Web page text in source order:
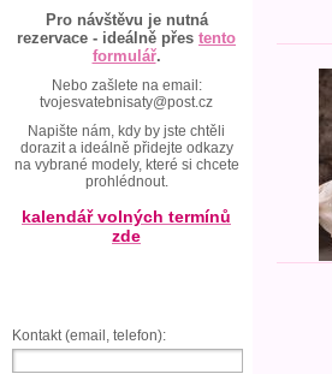
Pro návštěvu je nutná
rezervace - ideálně přes tento
formulář.
Nebo zašlete na email:
tvojesvatebnisaty@post.cz
Napište nám, kdy by jste chtěli
dorazit a ideálně přidejte odkazy
na vybrané modely, které si chcete
prohlédnout.
kalendář volných termínů
zde
Kontakt (email, telefon):